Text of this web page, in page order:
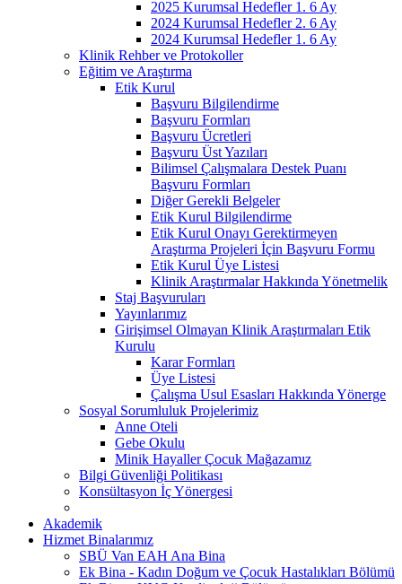
2025 Kurumsal Hedefler 1. 6 Ay
2024 Kurumsal Hedefler 2. 6 Ay
2024 Kurumsal Hedefler 1. 6 Ay
Klinik Rehber ve Protokoller
Eğitim ve Araştırma
Etik Kurul
Başvuru Bilgilendirme
Başvuru Formları
Başvuru Ücretleri
Başvuru Üst Yazıları
Bilimsel Çalışmalara Destek Puanı
Başvuru Formları
Diğer Gerekli Belgeler
Etik Kurul Bilgilendirme
Etik Kurul Onayı Gerektirmeyen
Araştırma Projeleri İçin Başvuru Formu
Etik Kurul Üye Listesi
Klinik Araştırmalar Hakkında Yönetmelik
Staj Başvuruları
Yayınlarımız
Girişimsel Olmayan Klinik Araştırmaları Etik
Kurulu
Karar Formları
Üye Listesi
Çalışma Usul Esasları Hakkında Yönerge
Sosyal Sorumluluk Projelerimiz
Anne Oteli
Gebe Okulu
Minik Hayaller Çocuk Mağazamız
Bilgi Güvenliği Politikası
Konsültasyon İç Yönergesi
Akademik
Hizmet Binalarımız
SBÜ Van EAH Ana Bina
Ek Bina - Kadın Doğum ve Çocuk Hastalıkları Bölümü